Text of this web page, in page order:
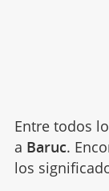
Entre todos
a Baruc.
los